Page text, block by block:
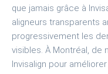
que jamais grâce à
aligneurs transparents
progressivement les
visibles. À Montréal,
Invisalign pour